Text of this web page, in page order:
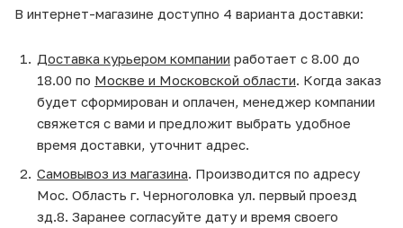
В интернет-магазине доступно 4 варианта доставки:
Доставка курьером компании работает с 8.00 до
18.00 по Москве и Московской области. Когда заказ
будет сформирован и оплачен, менеджер компании
свяжется с вами и предложит выбрать удобное
время доставки, уточнит адрес.
Самовывоз из магазина. Производится по адресу
Мос. Область г. Черноголовка ул. первый проезд
зд.8. Заранее согласуйте дату и время своего